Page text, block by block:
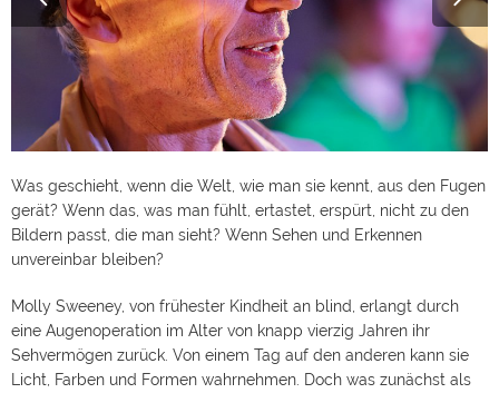
Was geschieht, wenn die Welt, wie man sie kennt, aus den Fugen
gerät? Wenn das, was man fühlt, ertastet, erspürt, nicht zu den
Bildern passt, die man sieht? Wenn Sehen und Erkennen
unvereinbar bleiben?
Molly Sweeney, von frühester Kindheit an blind, erlangt durch
eine Augenoperation im Alter von knapp vierzig Jahren ihr
Sehvermögen zurück. Von einem Tag auf den anderen kann sie
Licht, Farben und Formen wahrnehmen. Doch was zunächst als